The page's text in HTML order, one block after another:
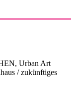
Urban Art
/ zukünftiges